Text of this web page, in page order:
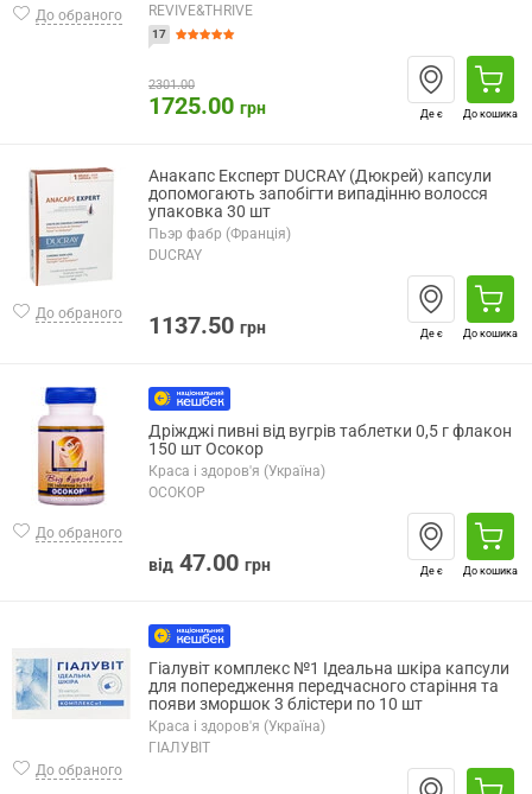
До обраного
REVIVE&THRIVE
17
2301.00
1725.00 грн Де є До кошика
До обраного
Анакапс Експерт DUCRAY (Дюкрей) капсули
допомогають запобігти випадінню волосся
упаковка 30 шт
Пьэр фабр (Франція)
DUCRAY
1137.50 грн Де є До кошика
До обраного
Дріжджі пивні від вугрів таблетки 0,5 г флакон
150 шт Осокор
Краса і здоров'я (Україна)
ОСОКОР
від 47.00 грн Де є До кошика
До обраного
Гіалувіт комплекс №1 Ідеальна шкіра капсули
для попередження передчасного старіння та
появи зморшок 3 блістери по 10 шт
Краса і здоров'я (Україна)
ГІАЛУВІТ